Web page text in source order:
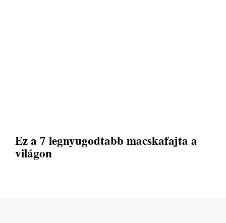
Ez a 7 legnyugodtabb macskafajta a
világon